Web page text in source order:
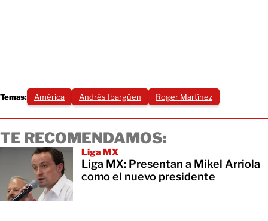
Temas: América Andrés Ibargüen Roger Martínez
TE RECOMENDAMOS:
Liga MX
Liga MX: Presentan a Mikel Arriola
como el nuevo presidente